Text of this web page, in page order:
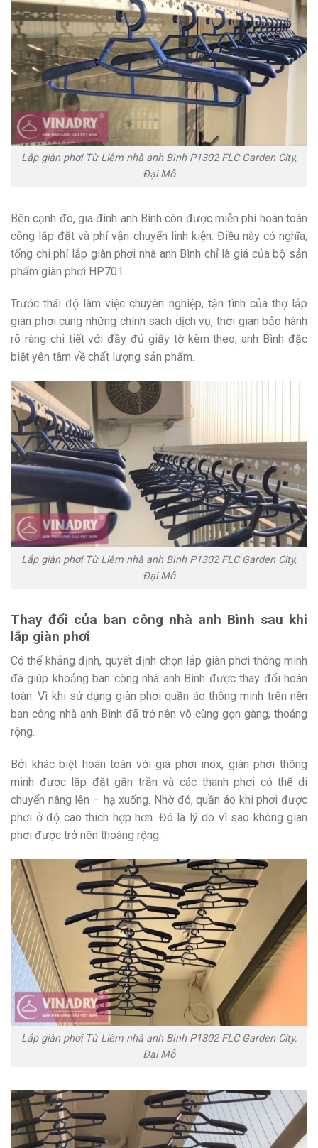
Lắp giàn phơi Từ Liêm nhà anh Bình P1302 FLC Garden City,
Đại Mỗ
Bên cạnh đó, gia đình anh Bình còn được miễn phí hoàn toàn
công lắp đặt và phí vận chuyển linh kiện. Điều này có nghĩa,
tổng chi phí lắp giàn phơi nhà anh Bình chỉ là giá của bộ sản
phẩm giàn phơi HP701.
Trước thái độ làm việc chuyên nghiệp, tận tình của thợ lắp
giàn phơi cùng những chính sách dịch vụ, thời gian bảo hành
rõ ràng chi tiết với đầy đủ giấy tờ kèm theo, anh Bình đặc
biệt yên tâm về chất lượng sản phẩm.
Lắp giàn phơi Từ Liêm nhà anh Bình P1302 FLC Garden City,
Đại Mỗ
Thay đổi của ban công nhà anh Bình sau khi
lắp giàn phơi
Có thể khẳng định, quyết định chọn lắp giàn phơi thông minh
đã giúp khoảng ban công nhà anh Bình được thay đổi hoàn
toàn. Vì khi sử dụng giàn phơi quần áo thông minh trên nền
ban công nhà anh Bình đã trở nên vô cùng gọn gàng, thoáng
rộng.
Bởi khác biệt hoàn toàn với giá phơi inox, giàn phơi thông
minh được lắp đặt gắn trần và các thanh phơi có thể di
chuyển nâng lên – hạ xuống. Nhờ đó, quần áo khi phơi được
phơi ở độ cao thích hợp hơn. Đó là lý do vì sao không gian
phơi được trở nên thoáng rộng.
Lắp giàn phơi Từ Liêm nhà anh Bình P1302 FLC Garden City,
Đại Mỗ